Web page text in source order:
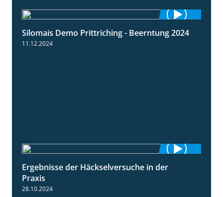
12:28
Silomais Demo Prittriching - Beerntung 2024
11.12.2024
Ergebnisse der Häckselversuche in der
Praxis
28.10.2024